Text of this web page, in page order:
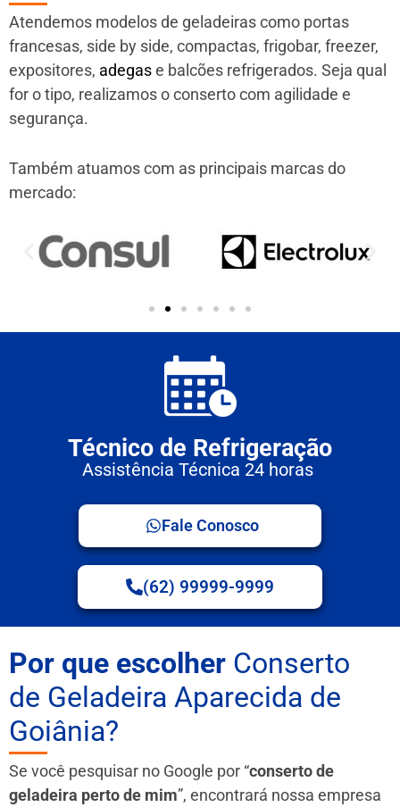
Atendemos modelos de geladeiras como portas
francesas, side by side, compactas, frigobar, freezer,
expositores, adegase balcões refrigerados. Seja qual
for o tipo, realizamos o conserto com agilidade e
segurança.
Também atuamos com as principais marcas do
mercado:
Técnico de Refrigeração
Assistência Técnica 24 horas
Fale Conosco
(62) 99999-9999
Por que escolher Conserto
de Geladeira Aparecida de
Goiânia?
Se você pesquisar no Google por “conserto de
geladeira perto de mim”, encontrará nossa empresa